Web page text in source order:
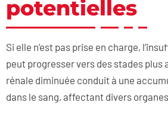
potentielles
Si elle n’est pas prise en charge,
peut progresser vers des stades plus
rénale diminuée conduit à une
dans le sang, affectant divers